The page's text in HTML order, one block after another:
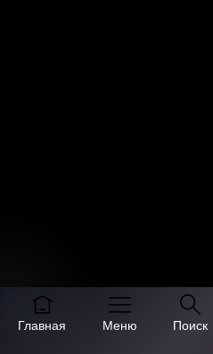
Главная Меню Поиск